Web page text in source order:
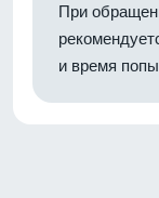
При
и время